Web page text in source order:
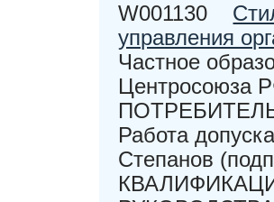
W001130
управления
Частное
Работа
Степанов